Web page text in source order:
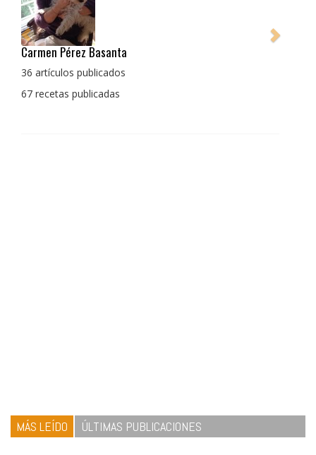
Pedro Manuel Collado Cruz
La cocina para mi es producto bien tratado sin
con un toque diferente